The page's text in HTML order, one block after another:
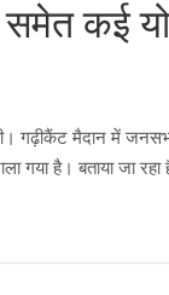
समेत कई
गढ़ीकैंट मैदान में
गया है। बताया जा